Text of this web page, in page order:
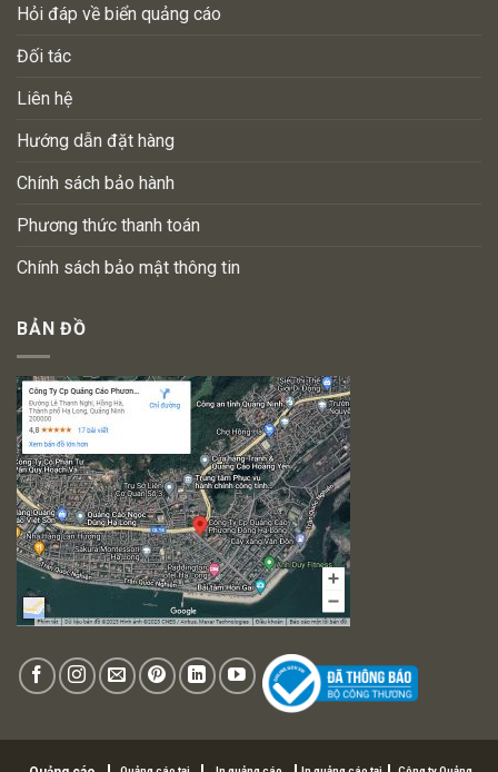
Hỏi đáp về biển quảng cáo
Đối tác
Liên hệ
Hướng dẫn đặt hàng
Chính sách bảo hành
Phương thức thanh toán
Chính sách bảo mật thông tin
BẢN ĐỒ